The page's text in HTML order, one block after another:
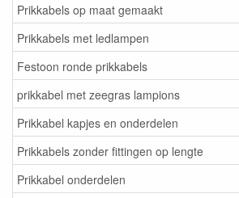
Prikkabels op maat gemaakt
Prikkabels met ledlampen
Festoon ronde prikkabels
prikkabel met zeegras lampions
Prikkabel kapjes en onderdelen
Prikkabels zonder fittingen op lengte
Prikkabel onderdelen